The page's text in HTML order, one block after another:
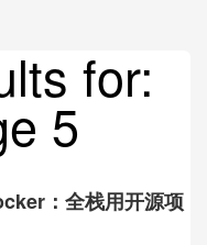
for:
5
：全栈用开源项